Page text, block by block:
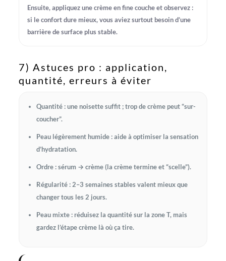
Ensuite, appliquez une crème en fine couche et observez :
si le confort dure mieux, vous aviez surtout besoin d’une
barrière de surface plus stable.
7) Astuces pro : application,
quantité, erreurs à éviter
Quantité: une noisette suffit ; trop de crème peut “sur-
coucher”.
Peau légèrement humide: aide à optimiser la sensation
d’hydratation.
Ordre: sérum → crème (la crème termine et “scelle”).
Régularité: 2–3 semaines stables valent mieux que
changer tous les 2 jours.
Peau mixte: réduisez la quantité sur la zone T, mais
gardez l’étape crème là où ça tire.